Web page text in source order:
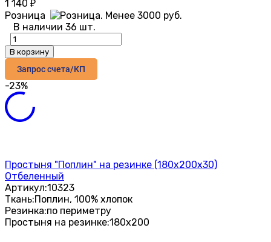
1 140 ₽
Розница
В наличии 36 шт.
В корзину
Запрос счета/КП
-23%
Простыня "Поплин" на резинке (180х200х30)
Отбеленный
Артикул:10323
Ткань:Поплин, 100% хлопок
Резинка:по периметру
Простыня на резинке:180х200